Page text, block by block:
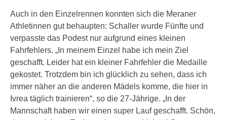
Auch in den Einzelrennen konnten sich die Meraner
Athletinnen gut behaupten: Schaller wurde Fünfte und
verpasste das Podest nur aufgrund eines kleinen
Fahrfehlers. „In meinem Einzel habe ich mein Ziel
geschafft. Leider hat ein kleiner Fahrfehler die Medaille
gekostet. Trotzdem bin ich glücklich zu sehen, dass ich
immer näher an die anderen Mädels komme, die hier in
Ivrea täglich trainieren“, so die 27-Jährige. „In der
Mannschaft haben wir einen super Lauf geschafft. Schön,